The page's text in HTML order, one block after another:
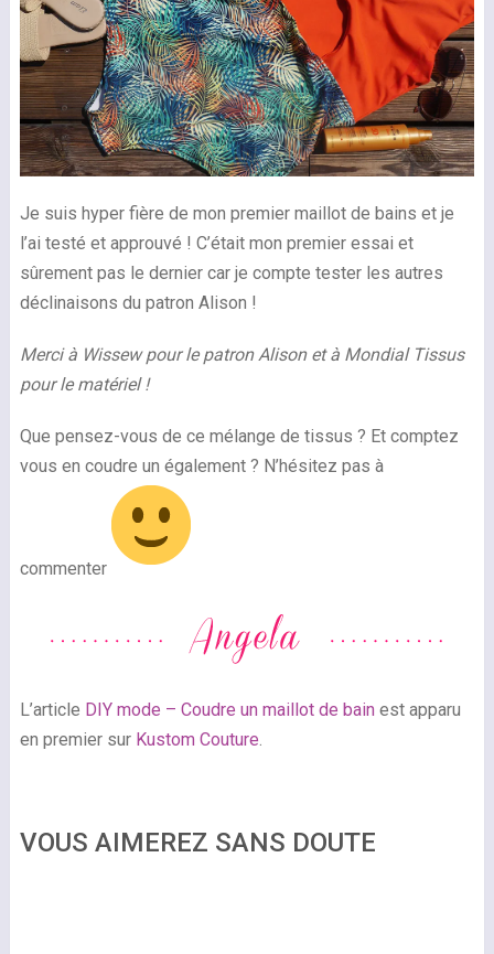
Je suis hyper fière de mon premier maillot de bains et je
l’ai testé et approuvé ! C’était mon premier essai et
sûrement pas le dernier car je compte tester les autres
déclinaisons du patron Alison !
Merci à Wissew pour le patron Alison et à Mondial Tissus
pour le matériel !
Que pensez-vous de ce mélange de tissus ? Et comptez
vous en coudre un également ? N’hésitez pas à
commenter
L’article DIY mode – Coudre un maillot de bainest apparu
en premier sur Kustom Couture.
VOUS AIMEREZ SANS DOUTE